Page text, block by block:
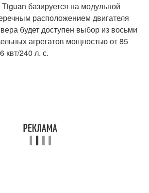
базируется на модульной
расположением двигателя
будет доступен выбор из восьми
агрегатов мощностью от 85
квт/240 л. с.